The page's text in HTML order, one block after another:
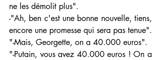
ne les démolit plus".
-"Ah, ben c'est une bonne nouvelle, tiens,
encore une promesse qui sera pas tenue".
"-Mais, Georgette, on a 40.000 euros".
"-Putain, vous avez 40.000 euros ! On a